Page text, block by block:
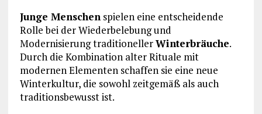
Junge Menschenspielen eine entscheidende
Rolle bei der Wiederbelebung und
Modernisierung traditionellerWinterbräuche.
Durch die Kombination alter Rituale mit
modernen Elementen schaffen sie eine neue
Winterkultur, die sowohl zeitgemäß als auch
traditionsbewusst ist.